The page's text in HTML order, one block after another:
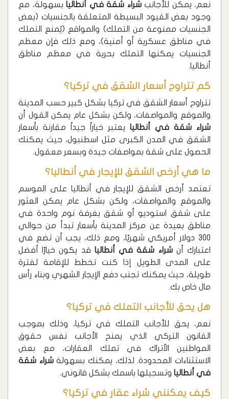
نعم، يمكن للأجانبشراء شقة في أنطاليا بسهولة، مع
وجود بعض القيود البسيطة المتعلقة بالجنسيات (بعض
الجنسيات ممنوعة من التملك) والمواقع (يُمنع التملك
في مناطق عسكرية أو أمنية)، ومع ذلك فإن معظم
الجنسيات يمكنها التملك بحرية في معظم مناطق
أنطاليا.
كم تتراوح أسعار الشقق في تركيا؟
تتراوح أسعار الشقق في تركيا بشكل كبير حسب المدينة
والموقع والمواصفات، ولكن بشكل عام يمكن القول أن
شراء شقة في أنطاليا يعتبر خياراً جيداً مقارنة بأسعار
الشقق في المدن الكبرى مثل اسطنبول، حيث يمكنك
الحصول على شقة بمواصفات جيدة وبسعر معقول.
ما هي أرخص الشقق للإيجار في أنطاليا؟
تعتمد أرخص الشقق للإيجار في أنطاليا على الموسم
والموقع والمواصفات، ولكن بشكل عام يمكن العثور
على شقق استوديو أو شقق بغرفة نوم واحدة في
مناطق بعيدة عن مركز المدينة بأسعار تبدأ من حوالي
300 دولار أمريكي شهريًا، ومع ذلك، يجب أن تضع في
اعتبارك أنشراء شقة في أنطاليا قد يكون خيارًا أفضل
على المدى الطويل إذا كنت تخطط للإقامة لفترة
طويلة، حيث يمكنك تجنب دفع الإيجار الشهري وبناء رأس
مال خاص بك.
هل يحق للأجانب التملك في تركيا؟
نعم، يحق للأجانب التملك في تركيا، وذلك بموجب
القانون التركي الذي يمنح الأجانب نفس حقوق
المواطنين الأتراك في تملك العقارات، مع بعض
الاستثناءات المحدودة. لذلك، يمكنك بسهولةشراء شقة
في أنطاليا وتسجيلها باسمك بشكل قانوني.
كيف يمكنني شراء عقار في تركيا؟